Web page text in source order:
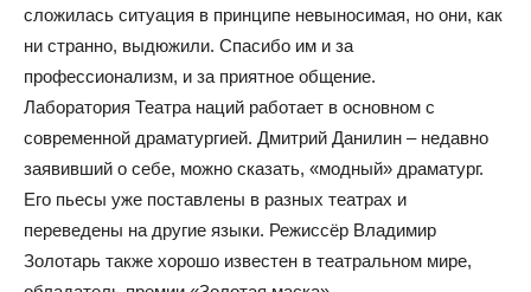
сложилась ситуация в принципе невыносимая, но они, как
ни странно, выдюжили. Спасибо им и за
профессионализм, и за приятное общение.
Лаборатория Театра наций работает в основном с
современной драматургией. Дмитрий Данилин – недавно
заявивший о себе, можно сказать, «модный» драматург.
Его пьесы уже поставлены в разных театрах и
переведены на другие языки. Режиссёр Владимир
Золотарь также хорошо известен в театральном мире,